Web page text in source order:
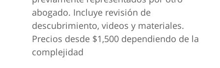
abogado. Incluye revisión de
descubrimiento, videos y materiales.
Precios desde $1,500 dependiendo de la
complejidad